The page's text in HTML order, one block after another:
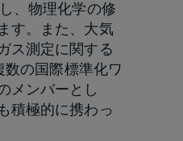
、物理化学の修
す。また、大気
ス測定に関する
数の国際標準化ワ
メンバーとし
積極的に携わっ